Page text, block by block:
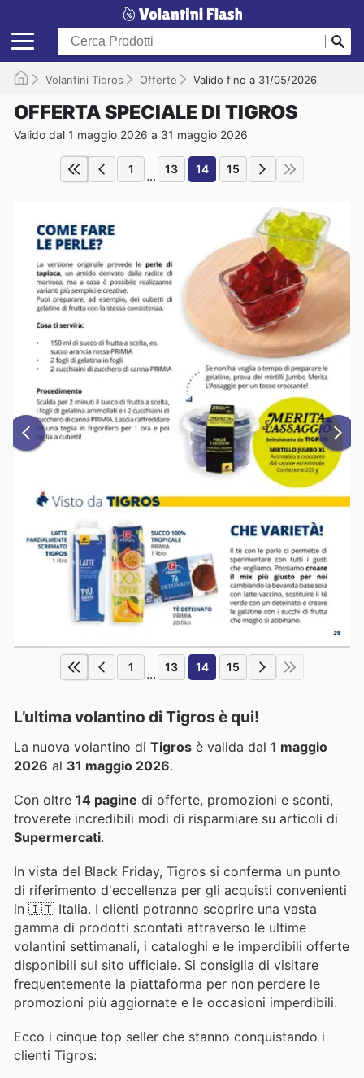
Volantini Tigros Offerte Valido fino a 31/05/2026
OFFERTA SPECIALE DI TIGROS
Valido dal 1 maggio 2026 a 31 maggio 2026
1 ... 13 14 15
1 ... 13 14 15
L’ultima volantino di Tigros è qui!
La nuova volantino di Tigros è valida dal 1 maggio
2026 al 31 maggio 2026.
Con oltre 14 pagine di offerte, promozioni e sconti,
troverete incredibili modi di risparmiare su articoli di
Supermercati.
In vista del Black Friday, Tigros si conferma un punto
di riferimento d'eccellenza per gli acquisti convenienti
in 🇮🇹 Italia. I clienti potranno scoprire una vasta
gamma di prodotti scontati attraverso le ultime
volantini settimanali, i cataloghi e le imperdibili offerte
disponibili sul sito ufficiale. Si consiglia di visitare
frequentemente la piattaforma per non perdere le
promozioni più aggiornate e le occasioni imperdibili.
Ecco i cinque top seller che stanno conquistando i
clienti Tigros: